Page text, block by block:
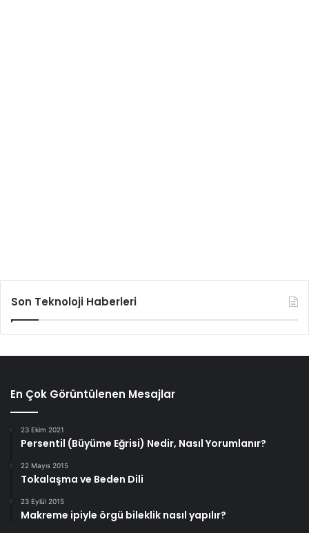
Son Teknoloji Haberleri
En Çok Görüntülenen Mesajlar
23 Ekim 2021
Persentil (Büyüme Eğrisi) Nedir, Nasıl Yorumlanır?
22 Mayıs 2015
Tokalaşma ve Beden Dili
23 Eylül 2015
Makreme ipiyle örgü bileklik nasıl yapılır?